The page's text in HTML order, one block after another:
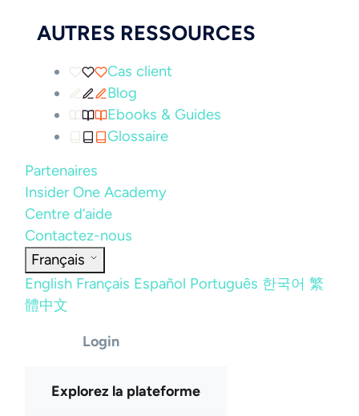
AUTRES RESSOURCES
Cas client
Blog
Ebooks & Guides
Glossaire
Partenaires
Insider One Academy
Centre d’aide
Contactez-nous
Français
English Français Español Português 한국어 繁
體中文
Login
Explorez la plateforme